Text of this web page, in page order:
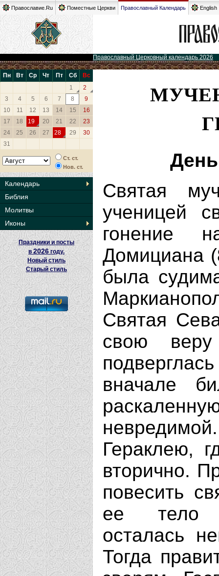
Православие.Ru Поместные Церкви Православный Календарь English
Православный Церковный календарь 2026
Пн Вт Ср Чт Пт Сб
Вс
1
2
3
4 5 6 7 8
9
10
11 12 13 14 15
16
17
18 19 20 21 22
23
24
25 26 27 28 29
30
31
Ст. ст.
Нов. ст.
Календарь
Библия
Молитвы
Иконы
Праздники и посты
в 2026 году.
Новый стиль
Старый стиль
Святая
ученицей
гонение
Домициана
была
Святая
свою
вначале
Гераклею,
вторично.
повесить
ее тело
осталась
Тогда